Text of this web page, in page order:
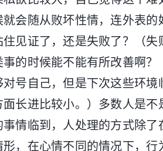
会随从败坏性情，连外表
见证了，还是失败了？（
的时候能不能有所改善啊
号自己，但是下次这些环
长进比较小。）多数人是不
情临到，人处理的方式除
形，在心情不同的情况下，